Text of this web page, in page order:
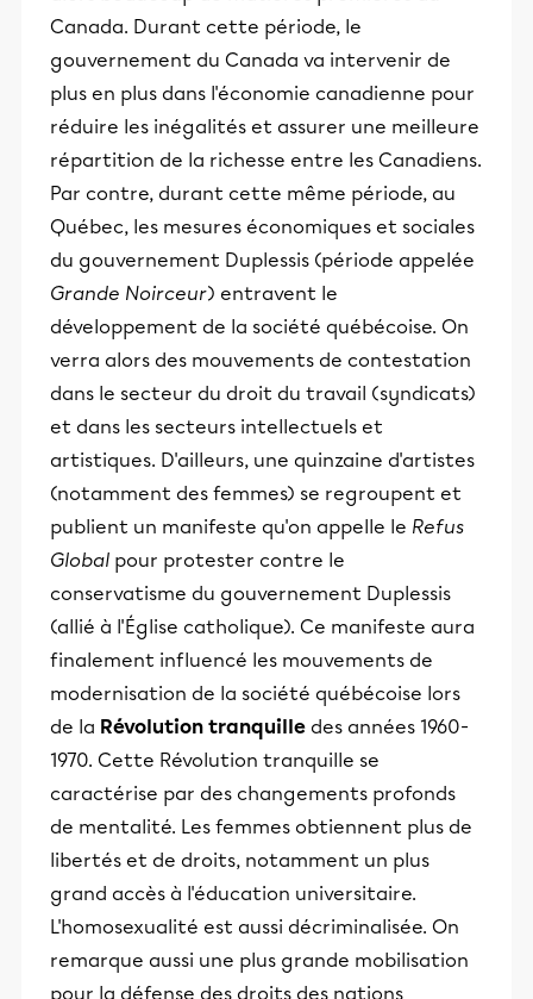
Canada. Durant cette période, le
gouvernement du Canada va intervenir de
plus en plus dans l'économie canadienne pour
réduire les inégalités et assurer une meilleure
répartition de la richesse entre les Canadiens.
Par contre, durant cette même période, au
Québec, les mesures économiques et sociales
du gouvernement Duplessis (période appelée
Grande Noirceur) entravent le
développement de la société québécoise. On
verra alors des mouvements de contestation
dans le secteur du droit du travail (syndicats)
et dans les secteurs intellectuels et
artistiques. D'ailleurs, une quinzaine d'artistes
(notamment des femmes) se regroupent et
publient un manifeste qu'on appelle le Refus
Global pour protester contre le
conservatisme du gouvernement Duplessis
(allié à l'Église catholique). Ce manifeste aura
finalement influencé les mouvements de
modernisation de la société québécoise lors
de la Révolution tranquille des années 1960-
1970. Cette Révolution tranquille se
caractérise par des changements profonds
de mentalité. Les femmes obtiennent plus de
libertés et de droits, notamment un plus
grand accès à l'éducation universitaire.
L'homosexualité est aussi décriminalisée. On
remarque aussi une plus grande mobilisation
pour la défense des droits des nations